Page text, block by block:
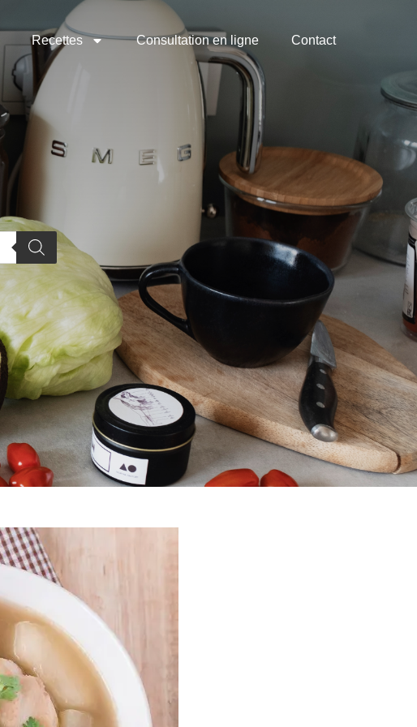
Recettes Consultation en ligne Contact